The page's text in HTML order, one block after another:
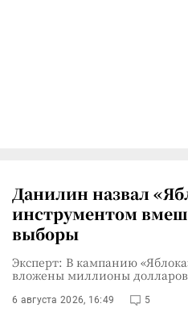
Данилин назвал
инструментом
выборы
Эксперт: В кампанию
вложены миллионы долларов
6 августа 2026, 16:49 5